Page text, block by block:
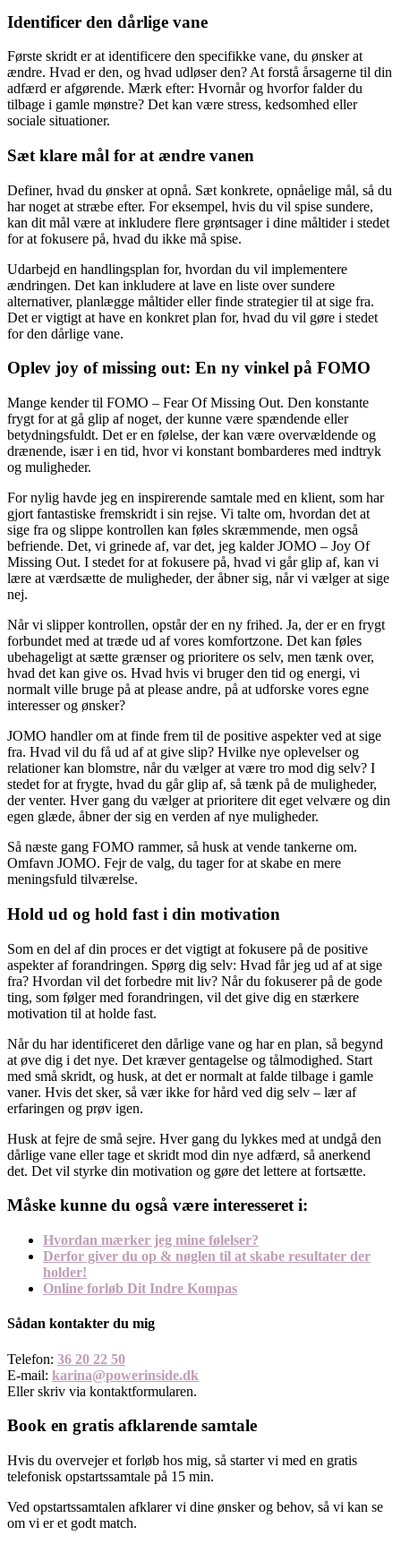
Identificer den dårlige vane
Første skridt er at identificere den specifikke vane, du ønsker at
ændre. Hvad er den, og hvad udløser den? At forstå årsagerne til din
adfærd er afgørende. Mærk efter: Hvornår og hvorfor falder du
tilbage i gamle mønstre? Det kan være stress, kedsomhed eller
sociale situationer.
Sæt klare mål for at ændre vanen
Definer, hvad du ønsker at opnå. Sæt konkrete, opnåelige mål, så du
har noget at stræbe efter. For eksempel, hvis du vil spise sundere,
kan dit mål være at inkludere flere grøntsager i dine måltider i stedet
for at fokusere på, hvad du ikke må spise.
Udarbejd en handlingsplan for, hvordan du vil implementere
ændringen. Det kan inkludere at lave en liste over sundere
alternativer, planlægge måltider eller finde strategier til at sige fra.
Det er vigtigt at have en konkret plan for, hvad du vil gøre i stedet
for den dårlige vane.
Oplev joy of missing out: En ny vinkel på FOMO
Mange kender til FOMO – Fear Of Missing Out. Den konstante
frygt for at gå glip af noget, der kunne være spændende eller
betydningsfuldt. Det er en følelse, der kan være overvældende og
drænende, især i en tid, hvor vi konstant bombarderes med indtryk
og muligheder.
For nylig havde jeg en inspirerende samtale med en klient, som har
gjort fantastiske fremskridt i sin rejse. Vi talte om, hvordan det at
sige fra og slippe kontrollen kan føles skræmmende, men også
befriende. Det, vi grinede af, var det, jeg kalder JOMO – Joy Of
Missing Out. I stedet for at fokusere på, hvad vi går glip af, kan vi
lære at værdsætte de muligheder, der åbner sig, når vi vælger at sige
nej.
Når vi slipper kontrollen, opstår der en ny frihed. Ja, der er en frygt
forbundet med at træde ud af vores komfortzone. Det kan føles
ubehageligt at sætte grænser og prioritere os selv, men tænk over,
hvad det kan give os. Hvad hvis vi bruger den tid og energi, vi
normalt ville bruge på at please andre, på at udforske vores egne
interesser og ønsker?
JOMO handler om at finde frem til de positive aspekter ved at sige
fra. Hvad vil du få ud af at give slip? Hvilke nye oplevelser og
relationer kan blomstre, når du vælger at være tro mod dig selv? I
stedet for at frygte, hvad du går glip af, så tænk på de muligheder,
der venter. Hver gang du vælger at prioritere dit eget velvære og din
egen glæde, åbner der sig en verden af nye muligheder.
Så næste gang FOMO rammer, så husk at vende tankerne om.
Omfavn JOMO. Fejr de valg, du tager for at skabe en mere
meningsfuld tilværelse.
Hold ud og hold fast i din motivation
Som en del af din proces er det vigtigt at fokusere på de positive
aspekter af forandringen. Spørg dig selv: Hvad får jeg ud af at sige
fra? Hvordan vil det forbedre mit liv? Når du fokuserer på de gode
ting, som følger med forandringen, vil det give dig en stærkere
motivation til at holde fast.
Når du har identificeret den dårlige vane og har en plan, så begynd
at øve dig i det nye. Det kræver gentagelse og tålmodighed. Start
med små skridt, og husk, at det er normalt at falde tilbage i gamle
vaner. Hvis det sker, så vær ikke for hård ved dig selv – lær af
erfaringen og prøv igen.
Husk at fejre de små sejre. Hver gang du lykkes med at undgå den
dårlige vane eller tage et skridt mod din nye adfærd, så anerkend
det. Det vil styrke din motivation og gøre det lettere at fortsætte.
Måske kunne du også være interesseret i:
Hvordan mærker jeg mine følelser?
Derfor giver du op & nøglen til at skabe resultater der
holder!
Online forløb Dit Indre Kompas
Sådan kontakter du mig
Telefon: 36 20 22 50
E-mail: karina@powerinside.dk
Eller skriv via kontaktformularen.
Book en gratis afklarende samtale
Hvis du overvejer et forløb hos mig, så starter vi med en gratis
telefonisk opstartssamtale på 15 min.
Ved opstartssamtalen afklarer vi dine ønsker og behov, så vi kan se
om vi er et godt match.